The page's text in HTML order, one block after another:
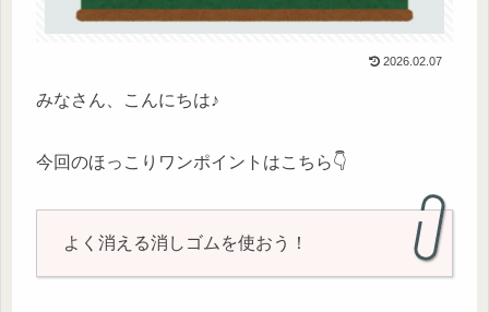
2026.02.07
みなさん、こんにちは♪
今回のほっこりワンポイントはこちら👇
よく消える消しゴムを使おう！